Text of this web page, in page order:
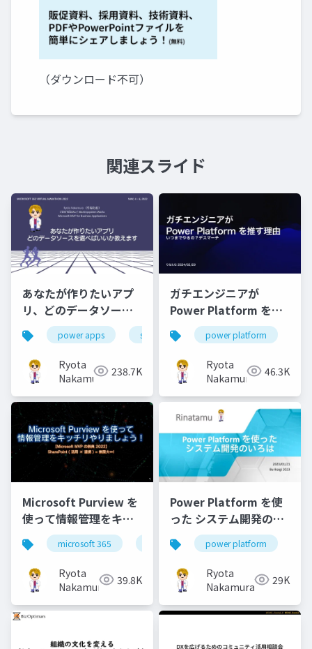
（ダウンロード不可）
関連スライド
あなたが作りたいアプ
リ、どのデータソース
を選べばいいか教えま
す
power apps sharepoint excel microsoft
Ryota
Nakamura 238.7K
ガチエンジニアが
Power Platform を推
す理由power platform
Ryota
Nakamura
46.3K
Microsoft Purview を
使って情報管理をキッ
チリやりましょう！
microsoft 365 microsoft purview zero trust
Ryota
Nakamura
39.8K
Power Platform を使
った システム開発のい
ろは
power platform
Ryota
Nakamura
29K